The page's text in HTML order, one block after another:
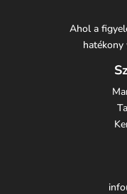
Ahol a
hatékony